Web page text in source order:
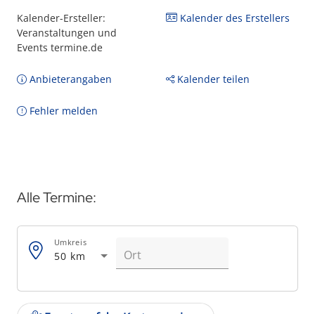
Kalender-Ersteller:
Veranstaltungen und
Events termine.de
Kalender des Erstellers
Anbieterangaben Kalender teilen
Fehler melden
Alle Termine:
50 km
Umkreis